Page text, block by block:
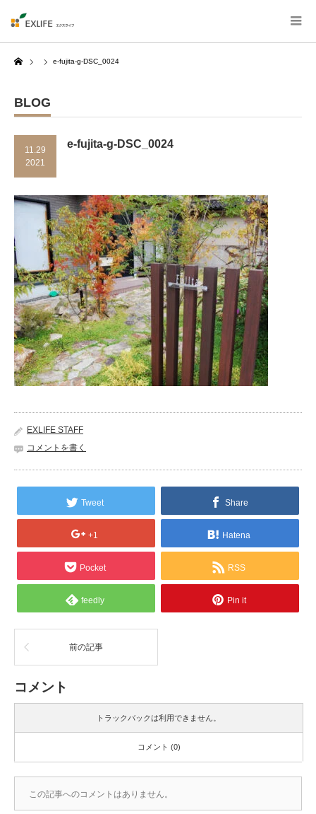
Home
e-fujita-g-DSC_0024
BLOG
11.29
2021
e-fujita-g-DSC_0024
EXLIFE STAFF
コメントを書く
Tweet Share
+1 Hatena
Pocket RSS
feedly Pin it
前の記事
コメント
トラックバックは利用できません。
コメント (0)
この記事へのコメントはありません。